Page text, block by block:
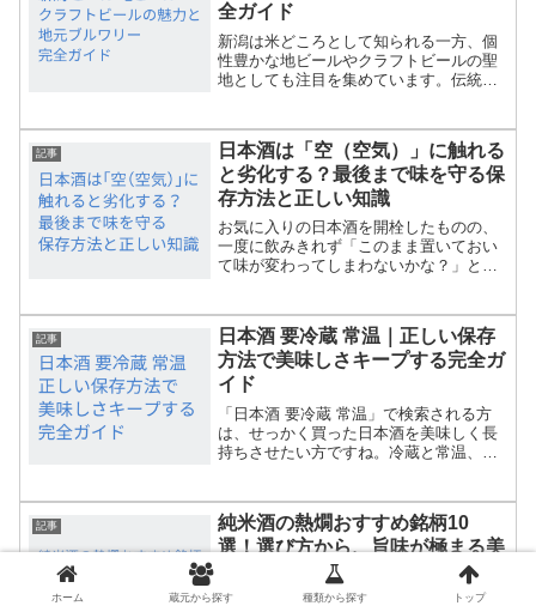
全ガイド
新潟は米どころとして知られる一方、個
性豊かな地ビールやクラフトビールの聖
地としても注目を集めています。伝統と
杯が魅力。この記事では、新潟の地ビー
ルの歴史や特徴、人気ブル...
記事
日本酒は「空（空気）」に触れる
と劣化する？最後まで味を守る保
存方法と正しい知識
お気に入りの日本酒を開栓したものの、
一度に飲みきれず「このまま置いておい
て味が変わってしまわないかな？」と不
の中の「空（空気）」です。栓を開けた
瞬間からお酒は空気に触れ...
記事
日本酒 要冷蔵 常温｜正しい保存
方法で美味しさキープする完全ガ
イド
「日本酒 要冷蔵 常温」で検索される方
は、せっかく買った日本酒を美味しく長
持ちさせたい方ですね。冷蔵と常温、ど
に…。この記事では、銘柄別・開栓前後
の正しい保存法を、実際の...
記事
純米酒の熱燗おすすめ銘柄10
選！選び方から、旨味が極まる美
味しい作り方・ペアリングまで徹
底解説！
肌寒い季節になると、無性に恋しくなる
ホーム 蔵元から探す 種類から探す トップ